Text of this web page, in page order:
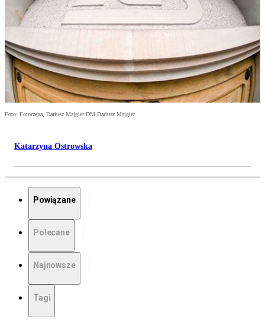
Foto: Fotorzepa, Dariusz Majgier DM Dariusz Majgier
Katarzyna Ostrowska
Powiązane
Polecane
Najnowsze
Tagi